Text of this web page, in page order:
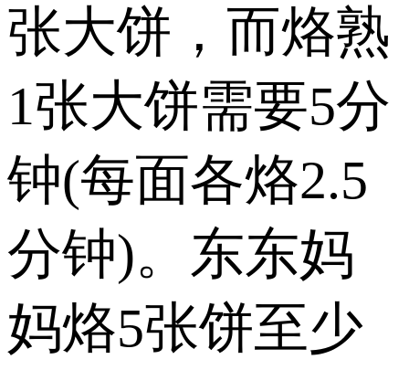
张大饼，而烙熟
1张大饼需要5分
钟(每面各烙2.5
分钟)。东东妈
妈烙5张饼至少